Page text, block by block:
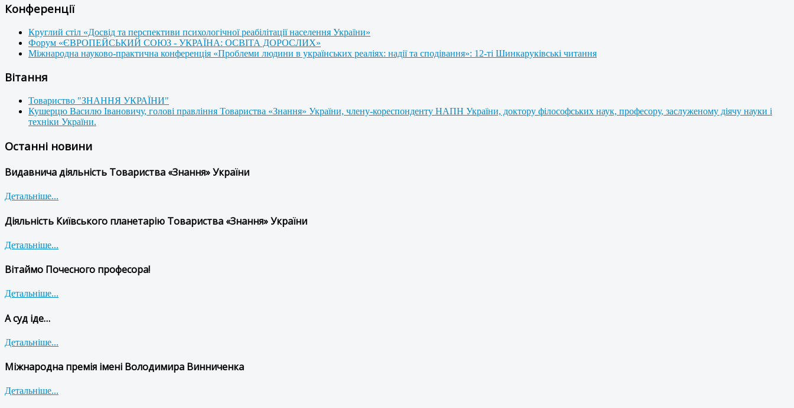
Конференції
Круглий стіл «Досвід та перспективи психологічної реабілітації населення України»
Форум «ЄВРОПЕЙСЬКИЙ СОЮЗ - УКРАЇНА: ОСВІТА ДОРОСЛИХ»
Міжнародна науково-практична конференція «Проблеми людини в українських реаліях: надії та сподівання»: 12-ті Шинкаруківські читання
Вітання
Товариство "ЗНАННЯ УКРАЇНИ"
Кушерцю Василю Івановичу, голові правління Товариства «Знання» України, члену-кореспонденту НАПН України, доктору філософських наук, професору, заслуженому діячу науки і
техніки України.
Останні новини
Видавнича діяльність Товариства «Знання» України
Детальніше...
Діяльність Київського планетарію Товариства «Знання» України
Детальніше...
Вітаймо Почесного професора!
Детальніше...
А суд іде…
Детальніше...
Міжнародна премія імені Володимира Винниченка
Детальніше...